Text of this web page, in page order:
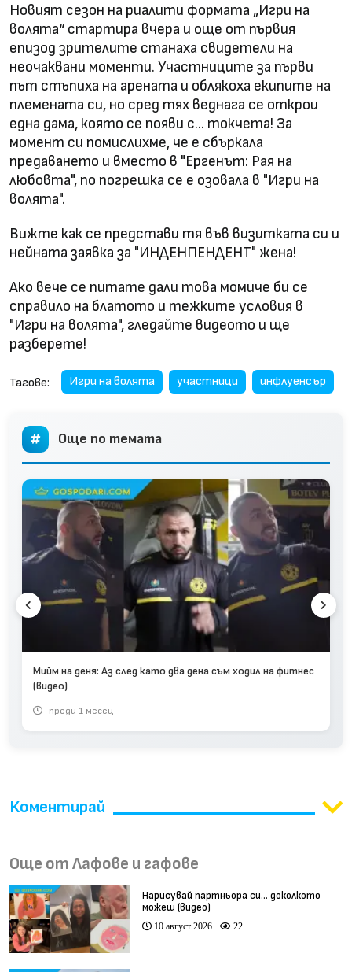
Новият сезон на риалити формата „Игри на
волята“ стартира вчера и още от първия
епизод зрителите станаха свидетели на
неочаквани моменти. Участниците за първи
път стъпиха на арената и облякоха екипите на
племената си, но сред тях веднага се открои
една дама, която се появи с... токчета! За
момент си помислихме, че е сбъркала
предаването и вместо в "Ергенът: Рая на
любовта", по погрешка се е озовала в "Игри на
волята".
Вижте как се представи тя във визитката си и
нейната заявка за "ИНДЕНПЕНДЕНТ" жена!
Ако вече се питате дали това момиче би се
справило на блатото и тежките условия в
"Игри на волята", гледайте видеото и ще
разберете!
Тагове: Игри на волята участници инфлуенсър
Още по темата
Мийм на деня: Аз след като два дена съм ходил на фитнес
(видео)
преди 1 месец
Коментирай
Още от Лафове и гафове
Нарисувай партньора си… доколкото
можеш (видео)
10 август 2026 22